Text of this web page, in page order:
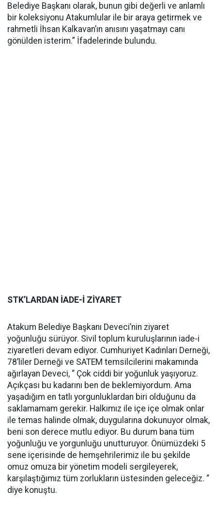
Belediye Başkanı olarak, bunun gibi değerli ve anlamlı
bir koleksiyonu Atakumlular ile bir araya getirmek ve
rahmetli İhsan Kalkavan’ın anısını yaşatmayı canı
gönülden isterim.” İfadelerinde bulundu.
STK’LARDAN İADE-İ ZİYARET
Atakum Belediye Başkanı Deveci’nin ziyaret
yoğunluğu sürüyor. Sivil toplum kuruluşlarının iade-i
ziyaretleri devam ediyor. Cumhuriyet Kadınları Derneği,
78’liler Derneği ve SATEM temsilcilerini makamında
ağırlayan Deveci, “ Çok ciddi bir yoğunluk yaşıyoruz.
Açıkçası bu kadarını ben de beklemiyordum. Ama
yaşadığım en tatlı yorgunluklardan biri olduğunu da
saklamamam gerekir. Halkımız ile içe içe olmak onlar
ile temas halinde olmak, duygularına dokunuyor olmak,
beni son derece mutlu ediyor. Bu durum bana tüm
yoğunluğu ve yorgunluğu unutturuyor. Önümüzdeki 5
sene içerisinde de hemşehrilerimiz ile bu şekilde
omuz omuza bir yönetim modeli sergileyerek,
karşılaştığımız tüm zorlukların üstesinden geleceğiz. “
diye konuştu.